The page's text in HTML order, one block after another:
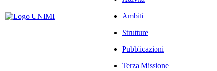
Ambiti
Strutture
Pubblicazioni
Terza Missione